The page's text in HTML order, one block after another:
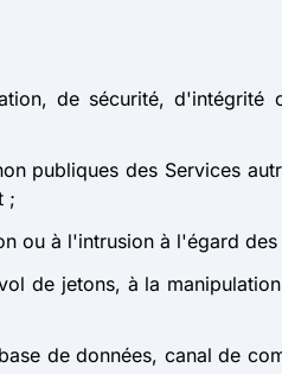
de sécurité, d'intégrité
publiques des Services
;
ou à l'intrusion à l'égard des
de jetons, à la
de données, canal de